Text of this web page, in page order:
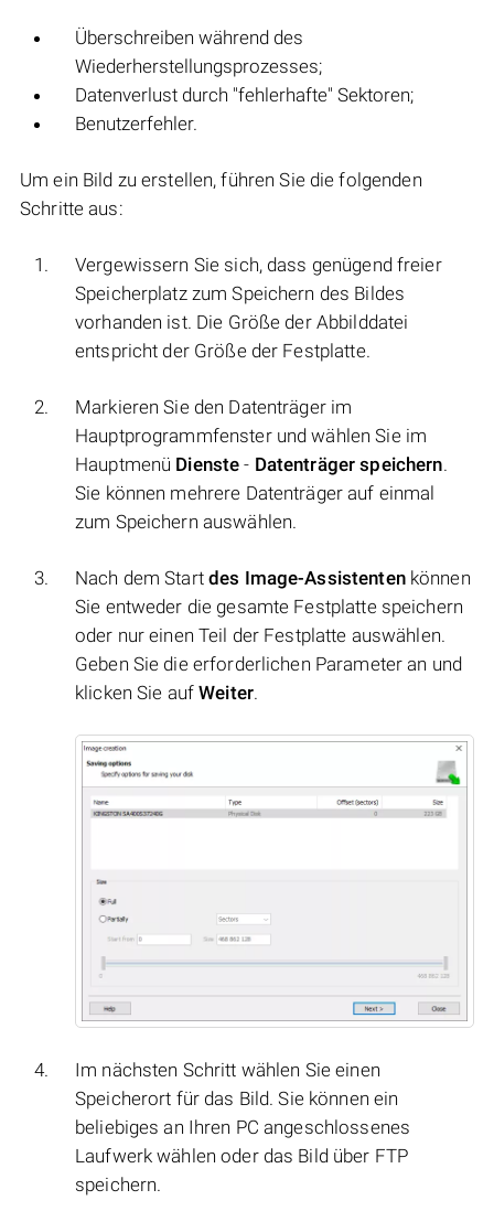
Überschreiben während des
Wiederherstellungsprozesses;
Datenverlust durch "fehlerhafte" Sektoren;
Benutzerfehler.
Um ein Bild zu erstellen, führen Sie die folgenden
Schritte aus:
Vergewissern Sie sich, dass genügend freier
Speicherplatz zum Speichern des Bildes
vorhanden ist. Die Größe der Abbilddatei
entspricht der Größe der Festplatte.
Markieren Sie den Datenträger im
Hauptprogrammfenster und wählen Sie im
Hauptmenü Dienste - Datenträger speichern.
Sie können mehrere Datenträger auf einmal
zum Speichern auswählen.
Nach dem Start des Image-Assistentenkönnen
Sie entweder die gesamte Festplatte speichern
oder nur einen Teil der Festplatte auswählen.
Geben Sie die erforderlichen Parameter an und
klicken Sie aufWeiter.
Im nächsten Schritt wählen Sie einen
Speicherort für das Bild. Sie können ein
beliebiges an Ihren PC angeschlossenes
Laufwerk wählen oder das Bild über FTP
speichern.